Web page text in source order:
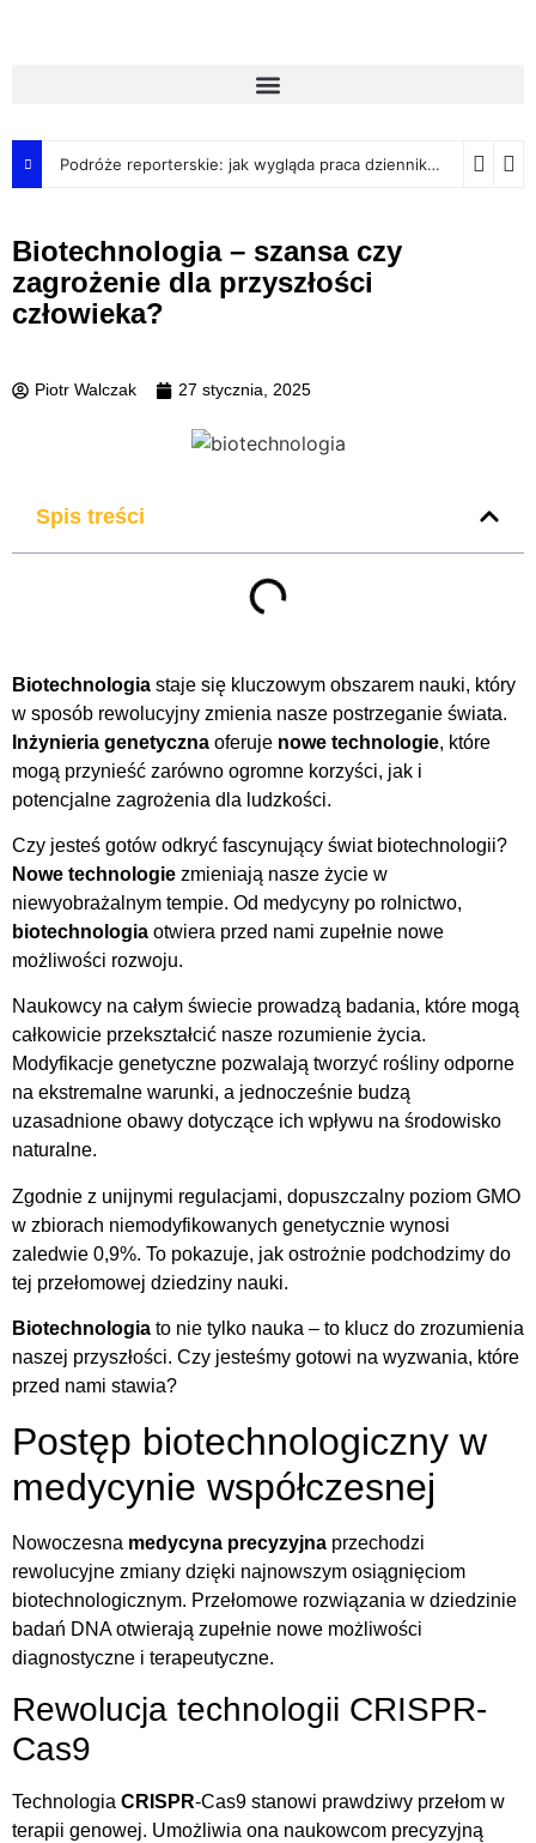
Podróże reporterskie: jak wygląda praca dziennikarza w terenie?
Biotechnologia – szansa czy
zagrożenie dla przyszłości
człowieka?
Piotr Walczak 27 stycznia, 2025
Spis treści
Biotechnologia staje się kluczowym obszarem nauki, który
w sposób rewolucyjny zmienia nasze postrzeganie świata.
Inżynieria genetyczna oferuje nowe technologie, które
mogą przynieść zarówno ogromne korzyści, jak i
potencjalne zagrożenia dla ludzkości.
Czy jesteś gotów odkryć fascynujący świat biotechnologii?
Nowe technologie zmieniają nasze życie w
niewyobrażalnym tempie. Od medycyny po rolnictwo,
biotechnologia otwiera przed nami zupełnie nowe
możliwości rozwoju.
Naukowcy na całym świecie prowadzą badania, które mogą
całkowicie przekształcić nasze rozumienie życia.
Modyfikacje genetyczne pozwalają tworzyć rośliny odporne
na ekstremalne warunki, a jednocześnie budzą
uzasadnione obawy dotyczące ich wpływu na środowisko
naturalne.
Zgodnie z unijnymi regulacjami, dopuszczalny poziom GMO
w zbiorach niemodyfikowanych genetycznie wynosi
zaledwie 0,9%. To pokazuje, jak ostrożnie podchodzimy do
tej przełomowej dziedziny nauki.
Biotechnologia to nie tylko nauka – to klucz do zrozumienia
naszej przyszłości. Czy jesteśmy gotowi na wyzwania, które
przed nami stawia?
Postęp biotechnologiczny w
medycynie współczesnej
Nowoczesna medycyna precyzyjna przechodzi
rewolucyjne zmiany dzięki najnowszym osiągnięciom
biotechnologicznym. Przełomowe rozwiązania w dziedzinie
badań DNA otwierają zupełnie nowe możliwości
diagnostyczne i terapeutyczne.
Rewolucja technologii CRISPR-
Cas9
Technologia CRISPR-Cas9 stanowi prawdziwy przełom w
terapii genowej. Umożliwia ona naukowcom precyzyjną